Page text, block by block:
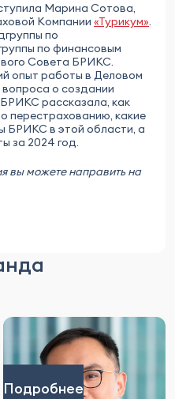
Марина Сотова,
Компании «Турикум».
по
по финансовым
Совета БРИКС.
опыт работы в Деловом
о создании
рассказала, как
перестрахованию, какие
БРИКС в этой области, а
за 2024 год.
вы можете направить на
Подробнее